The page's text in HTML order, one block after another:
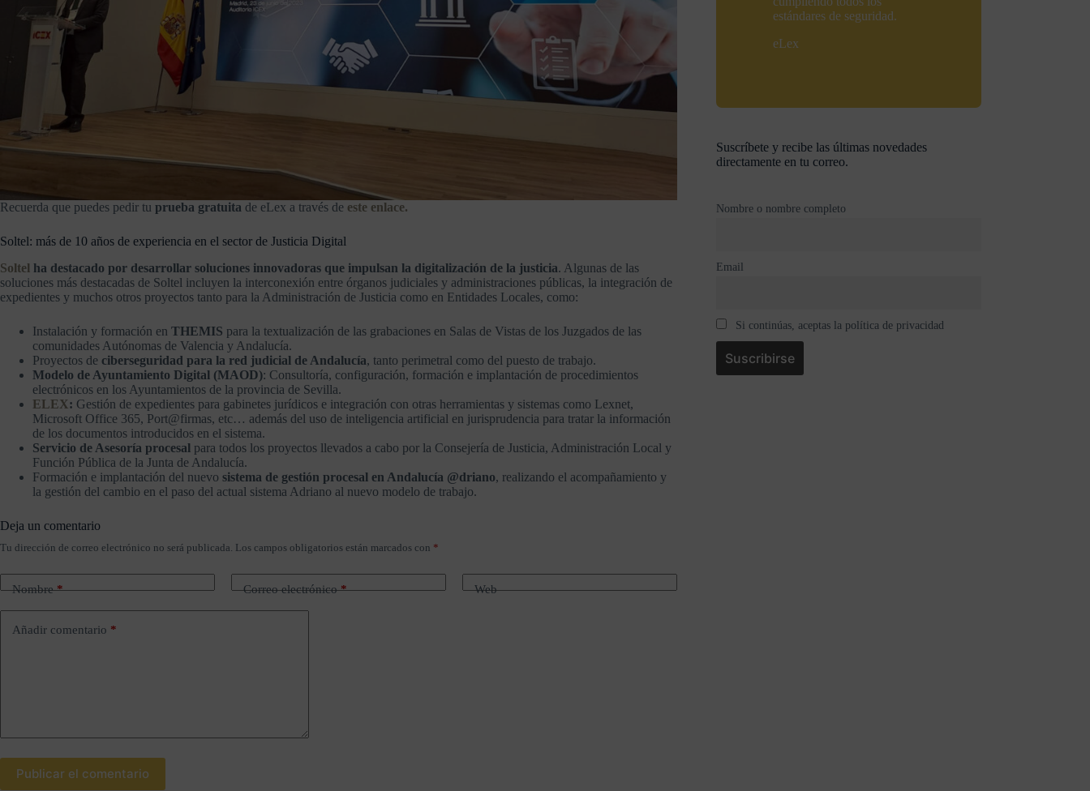
Recuerda que puedes pedir tu prueba gratuita de eLex a través de este enlace.
Soltel: más de 10 años de experiencia en el sector de Justicia Digital
Soltel ha destacado por desarrollar soluciones innovadoras que impulsan la digitalización de la justicia. Algunas de las
soluciones más destacadas de Soltel incluyen la interconexión entre órganos judiciales y administraciones públicas, la integración de
expedientes y muchos otros proyectos tanto para la Administración de Justicia como en Entidades Locales, como:
Instalación y formación en THEMIS para la textualización de las grabaciones en Salas de Vistas de los Juzgados de las
comunidades Autónomas de Valencia y Andalucía.
Proyectos de ciberseguridad para la red judicial de Andalucía, tanto perimetral como del puesto de trabajo.
Modelo de Ayuntamiento Digital (MAOD): Consultoría, configuración, formación e implantación de procedimientos
electrónicos en los Ayuntamientos de la provincia de Sevilla.
ELEX: Gestión de expedientes para gabinetes jurídicos e integración con otras herramientas y sistemas como Lexnet,
Microsoft Office 365, Port@firmas, etc… además del uso de inteligencia artificial en jurisprudencia para tratar la información
de los documentos introducidos en el sistema.
Servicio de Asesoría procesal para todos los proyectos llevados a cabo por la Consejería de Justicia, Administración Local y
Función Pública de la Junta de Andalucía.
Formación e implantación del nuevo sistema de gestión procesal en Andalucía @driano, realizando el acompañamiento y
la gestión del cambio en el paso del actual sistema Adriano al nuevo modelo de trabajo.
Deja un comentario
Tu dirección de correo electrónico no será publicada. Los campos obligatorios están marcados con *
Nombre* Correo electrónico* Web
Añadir comentario *
Publicar el comentario
estándares de seguridad.
eLex
Suscríbete y recibe las últimas novedades
directamente en tu correo.
Nombre o nombre completo
Email
Si continúas, aceptas la política de privacidad